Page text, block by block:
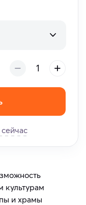
культурам
и храмы